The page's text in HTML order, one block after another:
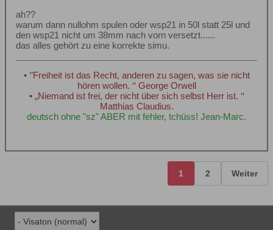
ah??
warum dann nullohm spulen oder wsp21 in 50l statt 25l und
den wsp21 nicht um 38mm nach vorn versetzt......
das alles gehört zu eine korrekte simu.
• ’’Freiheit ist das Recht, anderen zu sagen, was sie nicht
hören wollen. ‘‘ George Orwell
• „Niemand ist frei, der nicht über sich selbst Herr ist. ‘‘
Matthias Claudius.
deutsch ohne "sz" ABER mit fehler, tchüss! Jean-Marc.
1 2 Weiter